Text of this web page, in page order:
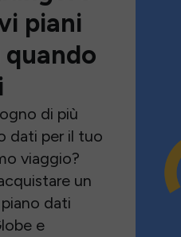
piani
di più
dati per il tuo
viaggio?
un
dati
e